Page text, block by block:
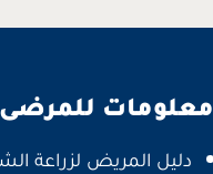
معلومات للمرضى
دليل المريض لزراعة